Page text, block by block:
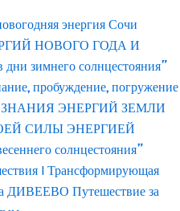
энергия Сочи
НОВОГО ГОДА И
зимнего солнцестояния”
пробуждение, погружение
ЭНЕРГИЙ ЗЕМЛИ
СИЛЫ ЭНЕРГИЕЙ
солнцестояния”
| Трансформирующая
ДИВЕЕВО Путешествие за